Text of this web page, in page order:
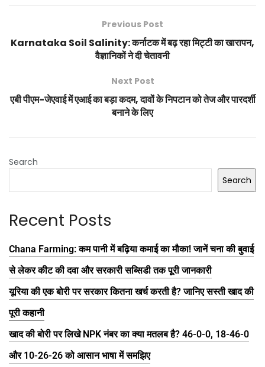
Previous Post
Karnataka Soil Salinity: कर्नाटक में बढ़ रहा मिट्टी का खारापन,
वैज्ञानिकों ने दी चेतावनी
Next Post
एबी पीएम-जेएवाई में एआई का बड़ा कदम, दावों के निपटान को तेज और पारदर्शी
बनाने के लिए
Search
Search
Recent Posts
Chana Farming: कम पानी में बढ़िया कमाई का मौका! जानें चना की बुवाई
से लेकर कीट की दवा और सरकारी सब्सिडी तक पूरी जानकारी
यूरिया की एक बोरी पर सरकार कितना खर्च करती है? जानिए सस्ती खाद की
पूरी कहानी
खाद की बोरी पर लिखे NPK नंबर का क्या मतलब है? 46-0-0, 18-46-0
और 10-26-26 को आसान भाषा में समझिए